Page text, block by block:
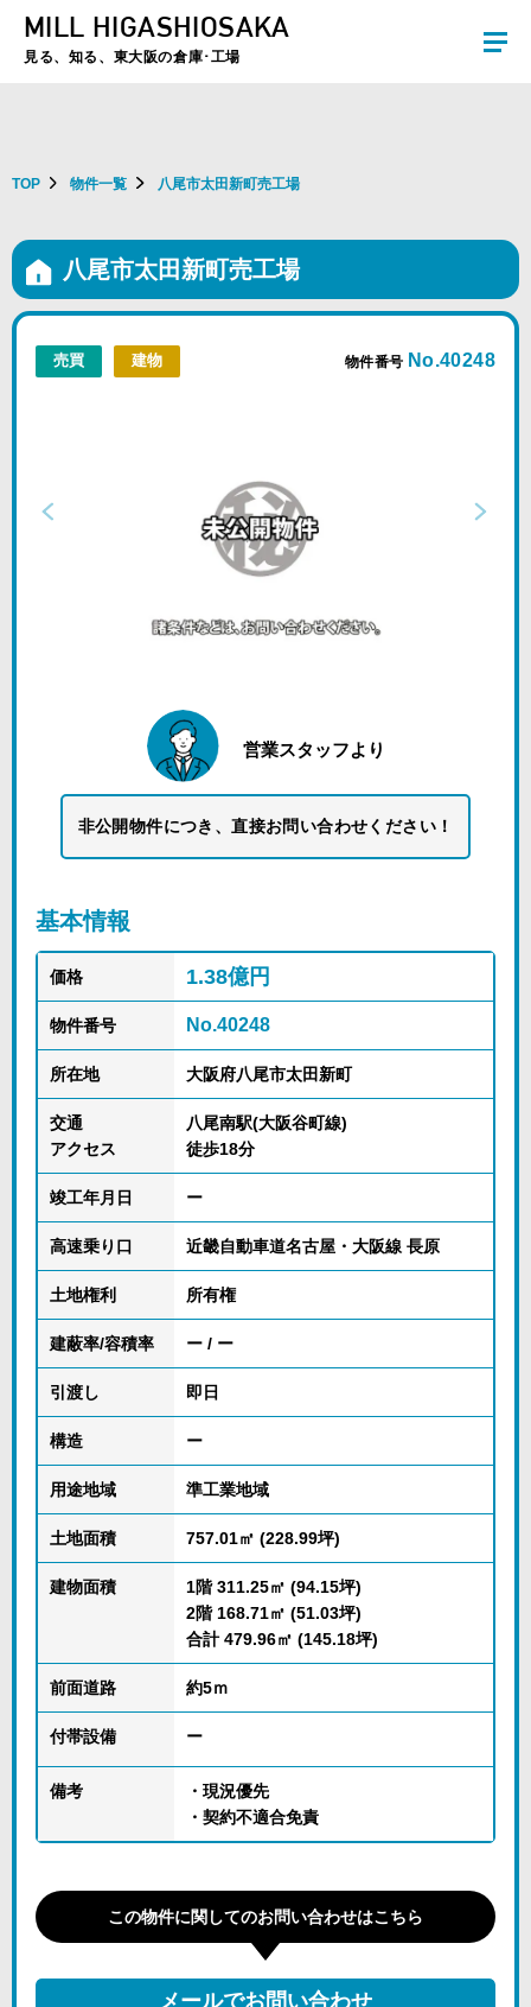
夏季休暇のお知らせ：2026年8月8日(土)～8月16日(日)まで休業とさせていた
MILL HIGASHIOSAKA
見る、知る、東大阪の倉庫･工場
TOP 物件一覧 八尾市太田新町売工場
八尾市太田新町売工場
売買 建物 物件番号 No.40248
営業スタッフより
非公開物件につき、直接お問い合わせください！
基本情報
価格 1.38億円
物件番号 No.40248
所在地 大阪府八尾市太田新町
交通
アクセス
八尾南駅(大阪谷町線)
徒歩18分
竣工年月日 ー
高速乗り口 近畿自動車道名古屋・大阪線 長原
土地権利 所有権
建蔽率/容積率 ー / ー
引渡し 即日
構造 ー
用途地域 準工業地域
土地面積 757.01㎡ (228.99坪)
建物面積
1階 311.25㎡ (94.15坪)
2階 168.71㎡ (51.03坪)
合計 479.96㎡ (145.18坪)
前面道路 約5ｍ
付帯設備 ー
備考
・現況優先
・契約不適合免責
この物件に関してのお問い合わせはこちら
メールでお問い合わせ